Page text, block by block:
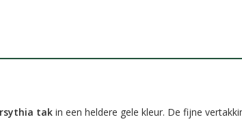
tak in een heldere gele kleur. De fijne